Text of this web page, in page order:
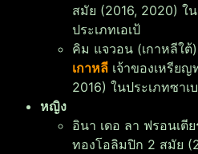
สมัย (2016, 2020) ใน
ประเภทเอเป้
คิม แจวอน (เกาหลีใต้)
เกาหลี เจ้าของเหรีย
2016) ในประเภทซาเ
หญิง
อินา เดอ ลา ฟรอนเตี
ทองโอลิมปิก 2 สมัย